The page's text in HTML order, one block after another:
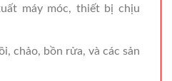
máy móc, thiết bị chịu
chảo, bồn rửa, và các sản